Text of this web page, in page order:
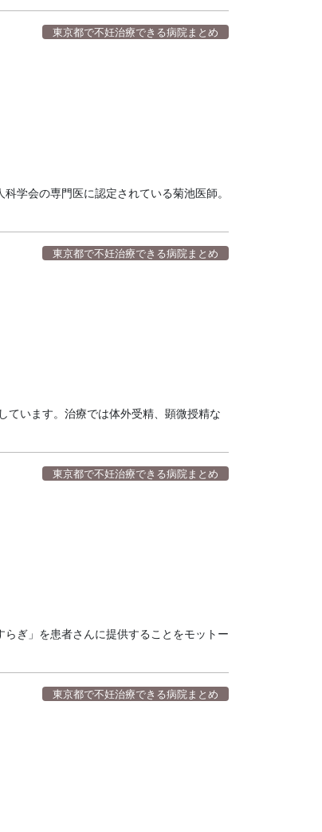
東京都で不妊治療できる病院まとめ
学会の専門医に認定されている菊池医師。
東京都で不妊治療できる病院まとめ
ています。治療では体外受精、顕微授精な
東京都で不妊治療できる病院まとめ
ぎ」を患者さんに提供することをモットー
東京都で不妊治療できる病院まとめ